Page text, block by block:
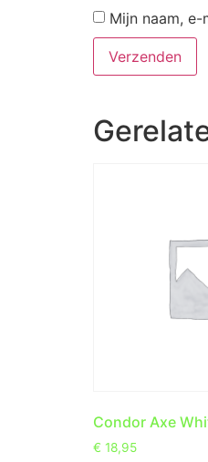
Mijn naam,
Condor Axe
€ 18,95